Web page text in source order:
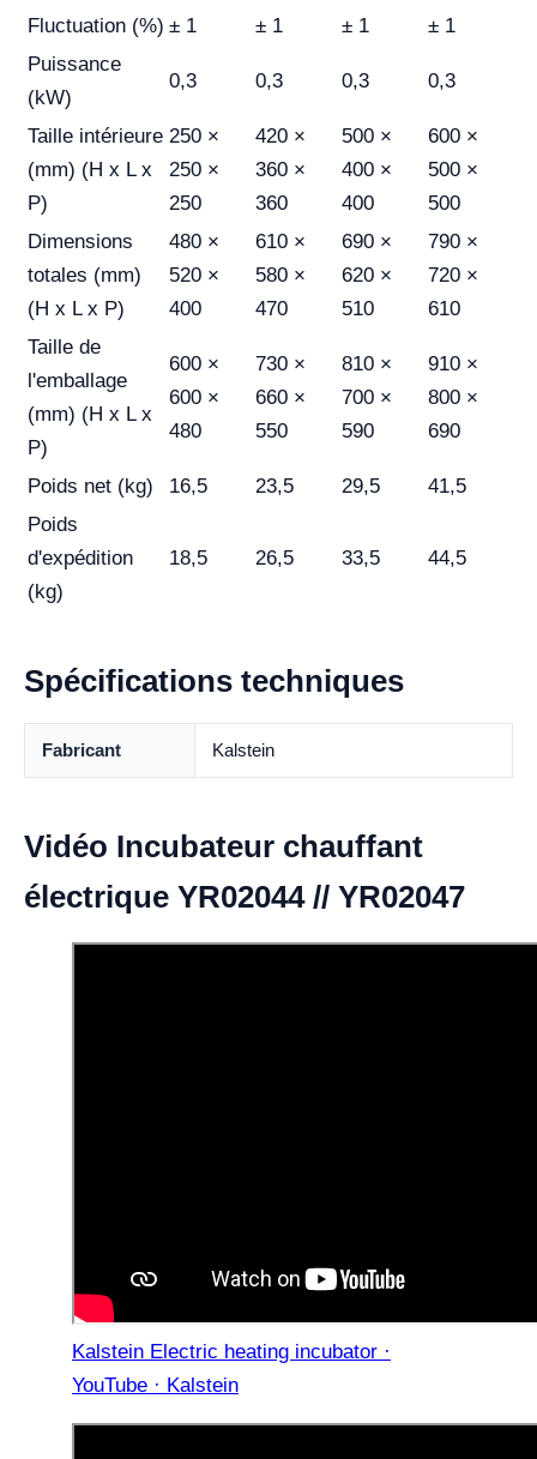
Fluctuation (%) ± 1 ± 1 ± 1
± 1
Puissance
(kW)
0,3 0,3 0,3 0,3
Taille intérieure
(mm) (H x L x
P)
250 ×
250 ×
250
420 ×
360 ×
360
500 ×
400 ×
400
600 ×
500 ×
500
Dimensions
totales (mm)
(H x L x P)
480 ×
520 ×
400
610 ×
580 ×
470
690 ×
620 ×
510
790 ×
720 ×
610
Taille de
l'emballage
(mm) (H x L x
P)
600 ×
600 ×
480
730 ×
660 ×
550
810 ×
700 ×
590
910 ×
800 ×
690
Poids net (kg) 16,5 23,5 29,5
41,5
Poids
d'expédition
(kg)
18,5 26,5 33,5 44,5
Spécifications techniques
Fabricant Kalstein
Vidéo Incubateur chauffant
électrique YR02044 // YR02047
Kalstein Electric heating incubator ·
YouTube · Kalstein